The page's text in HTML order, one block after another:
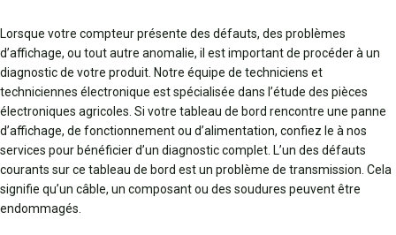
Lorsque votre compteur présente des défauts, des problèmes
d’affichage, ou tout autre anomalie, il est important de procéder à un
diagnostic de votre produit. Notre équipe de techniciens et
techniciennes électronique est spécialisée dans l’étude des pièces
électroniques agricoles. Si votre tableau de bord rencontre une panne
d’affichage, de fonctionnement ou d’alimentation, confiez le à nos
services pour bénéficier d’un diagnostic complet. L’un des défauts
courants sur ce tableau de bord est un problème de transmission. Cela
signifie qu’un câble, un composant ou des soudures peuvent être
endommagés.